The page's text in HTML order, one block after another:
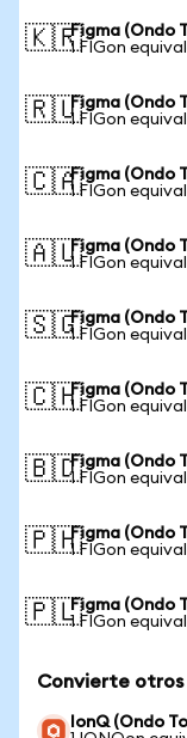
🇰🇷Figma (Ondo
1 FIGon
🇷🇺Figma (Ondo
1 FIGon
🇨🇦Figma (Ondo
1 FIGon
🇦🇺Figma (Ondo
1 FIGon
🇸🇬Figma (Ondo
1 FIGon
🇨🇭Figma (Ondo
1 FIGon
🇧🇩Figma (Ondo
1 FIGon
🇵🇭Figma (Ondo
1 FIGon
🇵🇱Figma (Ondo
1 FIGon
Convierte otros
IonQ (Ondo